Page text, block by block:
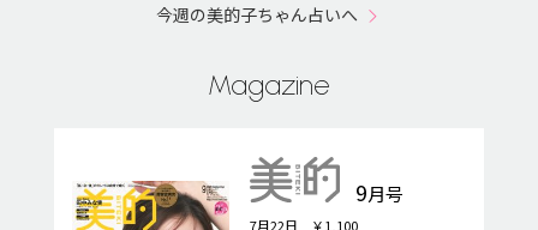
今週の美的子ちゃん占いへ
Magazine
9月号
7月22日 ￥1,100